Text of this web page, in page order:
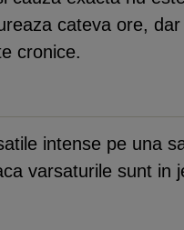
cateva ore,
cronice.
intense pe una
varsaturile sunt in